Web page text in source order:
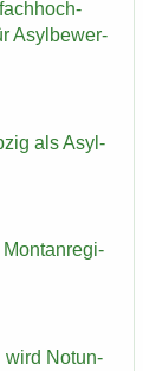
Asyl­be­wer­
als Asyl-​
Mon­tan­re­gi­
wird Not­un­